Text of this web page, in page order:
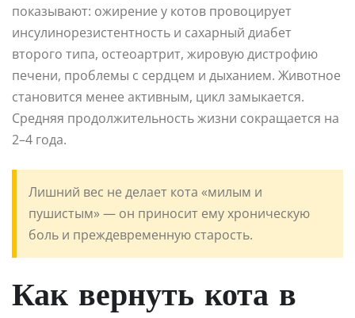
показывают: ожирение у котов провоцирует
инсулинорезистентность и сахарный диабет
второго типа, остеоартрит, жировую дистрофию
печени, проблемы с сердцем и дыханием. Животное
становится менее активным, цикл замыкается.
Средняя продолжительность жизни сокращается на
2–4 года.
Лишний вес не делает кота «милым и
пушистым» — он приносит ему хроническую
боль и преждевременную старость.
Как вернуть кота в